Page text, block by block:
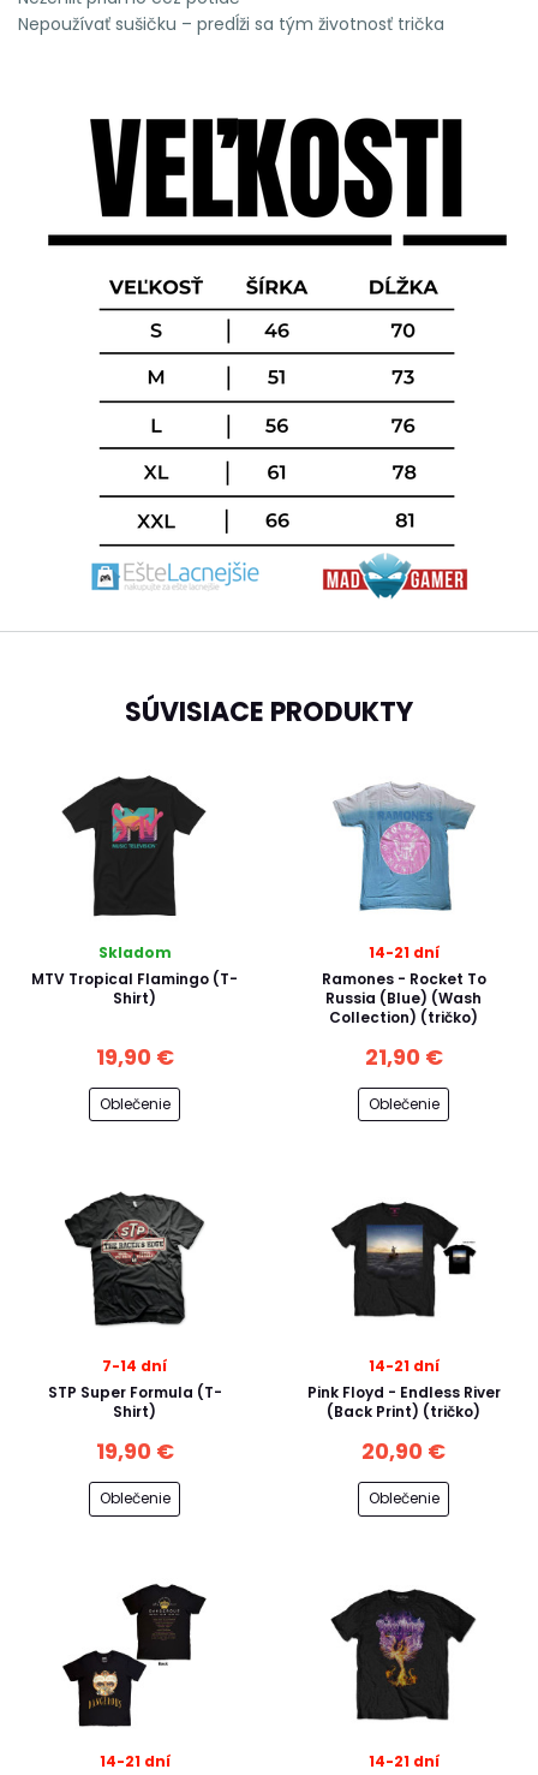
Nepoužívať sušičku – predĺži sa tým životnosť trička
SÚVISIACE PRODUKTY
Skladom
MTV Tropical Flamingo (T-
Shirt)
19,90 €
Oblečenie
14-21 dní
Ramones - Rocket To
Russia (Blue) (Wash
Collection) (tričko)
21,90 €
Oblečenie
7-14 dní
STP Super Formula (T-
Shirt)
19,90 €
Oblečenie
14-21 dní
Pink Floyd - Endless River
(Back Print) (tričko)
20,90 €
Oblečenie
14-21 dní
14-21 dní